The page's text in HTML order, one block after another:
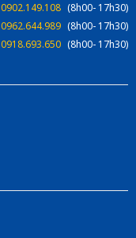
0902.149.108 (8h00- 17h30)
0962.644.989 (8h00- 17h30)
0918.693.650 (8h00- 17h30)